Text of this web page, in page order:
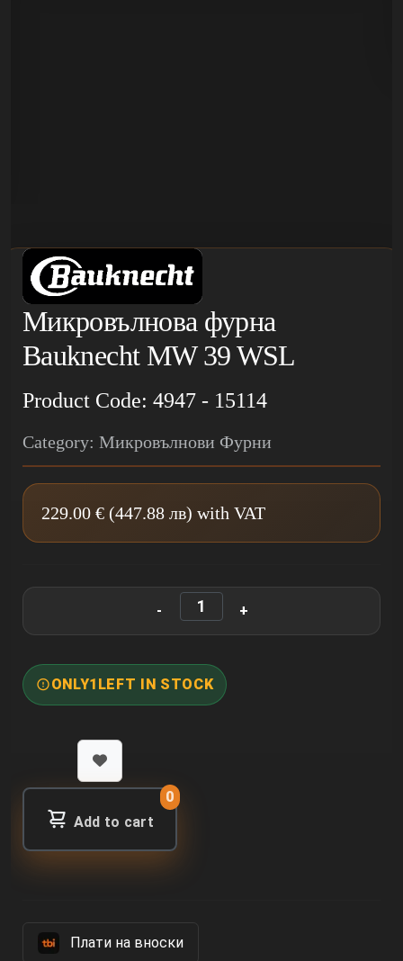
Микровълнова фурна
Bauknecht MW 39 WSL
Product Code: 4947 - 15114
Category: Микровълнови Фурни
229.00 € (447.88 лв) with VAT
ONLY1 LEFT IN STOCK
Add to cart
0
Πлати на вноски